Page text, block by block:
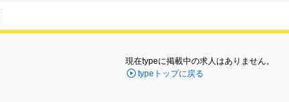
現在typeに掲載中の求人はありません。
typeトップに戻る